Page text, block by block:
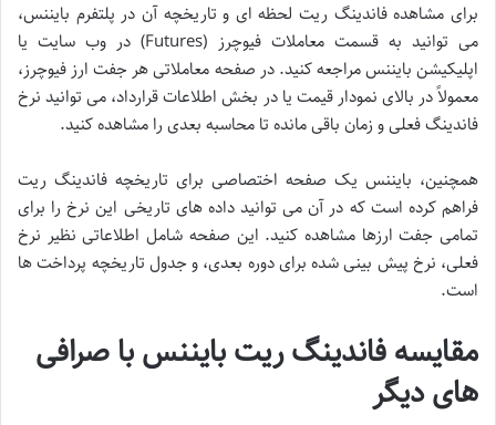
برای مشاهده فاندینگ ریت لحظه ای و تاریخچه آن در پلتفرم بایننس،
می توانید به قسمت معاملات فیوچرز (Futures) در وب سایت یا
اپلیکیشن بایننس مراجعه کنید. در صفحه معاملاتی هر جفت ارز فیوچرز،
معمولاً در بالای نمودار قیمت یا در بخش اطلاعات قرارداد، می توانید نرخ
فاندینگ فعلی و زمان باقی مانده تا محاسبه بعدی را مشاهده کنید.
همچنین، بایننس یک صفحه اختصاصی برای تاریخچه فاندینگ ریت
فراهم کرده است که در آن می توانید داده های تاریخی این نرخ را برای
تمامی جفت ارزها مشاهده کنید. این صفحه شامل اطلاعاتی نظیر نرخ
فعلی، نرخ پیش بینی شده برای دوره بعدی، و جدول تاریخچه پرداخت ها
است.
مقایسه فاندینگ ریت بایننس با صرافی
های دیگر